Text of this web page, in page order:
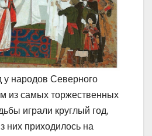
народов Северного
из самых торжественных
играли круглый год,
них приходилось на